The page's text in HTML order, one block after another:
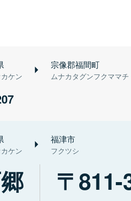
ケン
宗像郡福間町
ムナカタグンフクママチ
ケン
福津市
フクツシ
811-